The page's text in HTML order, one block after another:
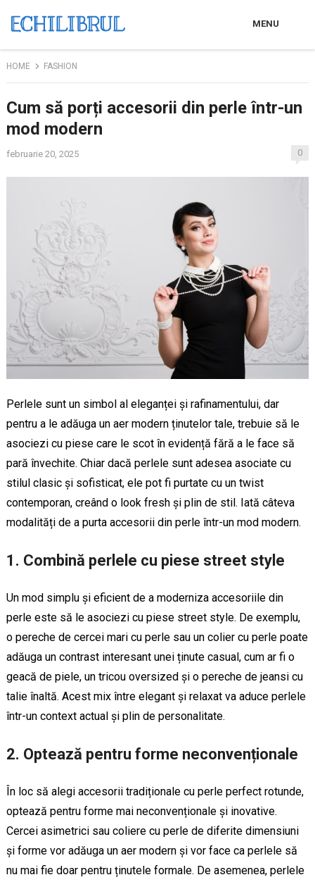
MENU
HOME FASHION
Cum să porți accesorii din perle într-un
mod modern
februarie 20, 2025 0
Perlele sunt un simbol al eleganței și rafinamentului, dar
pentru a le adăuga un aer modern ținutelor tale, trebuie să le
asociezi cu piese care le scot în evidență fără a le face să
pară învechite. Chiar dacă perlele sunt adesea asociate cu
stilul clasic și sofisticat, ele pot fi purtate cu un twist
contemporan, creând o look fresh și plin de stil. Iată câteva
modalități de a purta accesorii din perle într-un mod modern.
1. Combină perlele cu piese street style
Un mod simplu și eficient de a moderniza accesoriile din
perle este să le asociezi cu piese street style. De exemplu,
o pereche de cercei mari cu perle sau un colier cu perle poate
adăuga un contrast interesant unei ținute casual, cum ar fi o
geacă de piele, un tricou oversized și o pereche de jeansi cu
talie înaltă. Acest mix între elegant și relaxat va aduce perlele
într-un context actual și plin de personalitate.
2. Optează pentru forme neconvenționale
În loc să alegi accesorii tradiționale cu perle perfect rotunde,
optează pentru forme mai neconvenționale și inovative.
Cercei asimetrici sau coliere cu perle de diferite dimensiuni
și forme vor adăuga un aer modern și vor face ca perlele să
nu mai fie doar pentru ținutele formale. De asemenea, perlele